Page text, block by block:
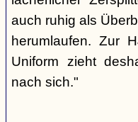
auch ruhig als
herumlaufen. Zur
Uniform zieht
nach sich."